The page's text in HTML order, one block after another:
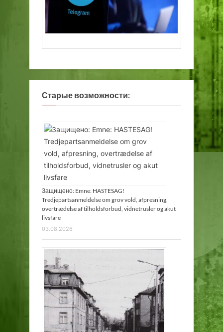
Старые возможности:
Защищено: Emne: HASTESAG!
Tredjepartsanmeldelse om grov vold, afpresning,
overtrædelse af tilholdsforbud, vidnetrusler og akut
livsfare
03.08.2026